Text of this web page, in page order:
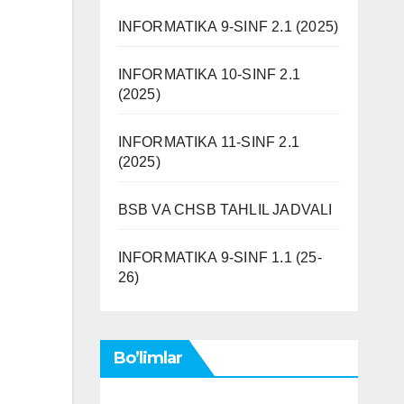
INFORMATIKA 9-SINF 2.1 (2025)
INFORMATIKA 10-SINF 2.1
(2025)
INFORMATIKA 11-SINF 2.1
(2025)
BSB VA CHSB TAHLIL JADVALI
INFORMATIKA 9-SINF 1.1 (25-
26)
Bo’limlar